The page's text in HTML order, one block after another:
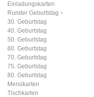
Einladungskarten
Runder Geburtstag
30. Geburtstag
40. Geburtstag
50. Geburtstag
60. Geburtstag
70. Geburtstag
75. Geburtstag
80. Geburtstag
Menükarten
Tischkarten